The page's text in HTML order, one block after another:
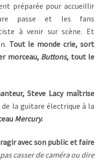
préparée pour accueillir
passe et les fans
à venir sur scène. Et
Tout le monde crie, sort
morceau, Buttons, tout le
Steve Lacy maîtrise
de la guitare électrique à la
Mercury.
avec son public et faire
casser de caméra ou dire